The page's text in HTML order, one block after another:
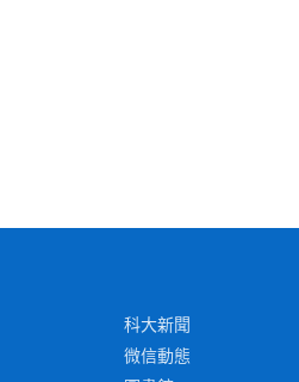
科大新聞
微信動態